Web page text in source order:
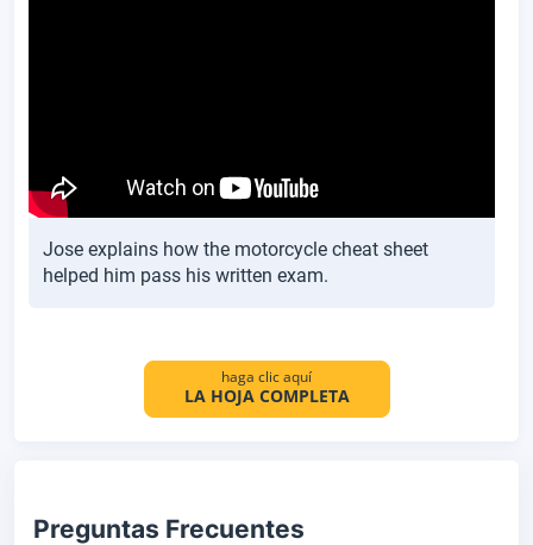
Jose explains how the motorcycle cheat sheet
helped him pass his written exam.
haga clic aquí
LA HOJA COMPLETA
Preguntas Frecuentes